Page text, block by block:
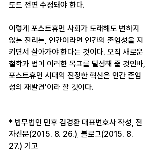
도도 전면 수정돼야 한다.
이렇게 포스트휴먼 사회가 도래해도 변하지
않는 진리는, 인간이라면 인간의 존엄성을 지
키면서 살아가야 한다는 것이다. 오직 새로운
철학과 법이 이러한 목표를 달성해 줄 것인바,
포스트휴먼 시대의 진정한 혁신은 인간 존엄
성의 재발견'이라 할 것이다.
* 법무법인 민후 김경환 대표변호사 작성, 전
자신문(2015. 8. 26.), 블로그(2015. 8.
27.) 기고.